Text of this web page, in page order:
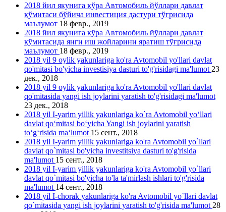
2018 йил якунига кўра Автомобиль йўллари давлат
қўмитаси бўйича инвестиция дастури тўғрисида
маълумот 18 февр., 2019
2018 йил якунига кўра Автомобиль йўллари давлат
қўмитасида янги иш жойларини яратиш тўғрисида
маълумот 18 февр., 2019
2018 yil 9 oylik yakunlariga ko'ra Avtomobil yo'llari davlat
qo'mitasi bo'yicha investisiya dasturi to'g'risidagi ma'lumot 23
дек., 2018
2018 yil 9 oylik yakunlariga ko'ra Avtomobil yo'llari davlat
qo'mitasida yangi ish joylarini yаratish to'g'risidagi ma'lumot
23 дек., 2018
2018 yil I-yarim yillik yakunlariga ko`ra Avtomobil yo‘llari
davlat qo‘mitasi bo‘yicha Yangi ish joylarini yaratish
to‘g‘risida ma‘lumot 15 сент., 2018
2018 yil I-yarim yillik yakunlariga ko'ra Avtomobil yo`llari
davlat qo`mitasi bo'yicha investitsiya dasturi to'g'risida
ma'lumot 15 сент., 2018
2018 yil I-yarim yillik yakunlariga ko'ra Avtomobil yo`llari
davlat qo`mitasi bo'yicha to'la ta'mirlash ishlari to'g'risida
ma'lumot 14 сент., 2018
2018 yil I-chorak yakunlariga ko'ra Avtomobil yo`llari davlat
qo`mitasida yangi ish joylarini yaratish to'g'risida ma'lumot 28